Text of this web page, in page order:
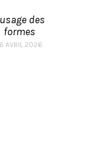
des
formes
AVRIL 2026